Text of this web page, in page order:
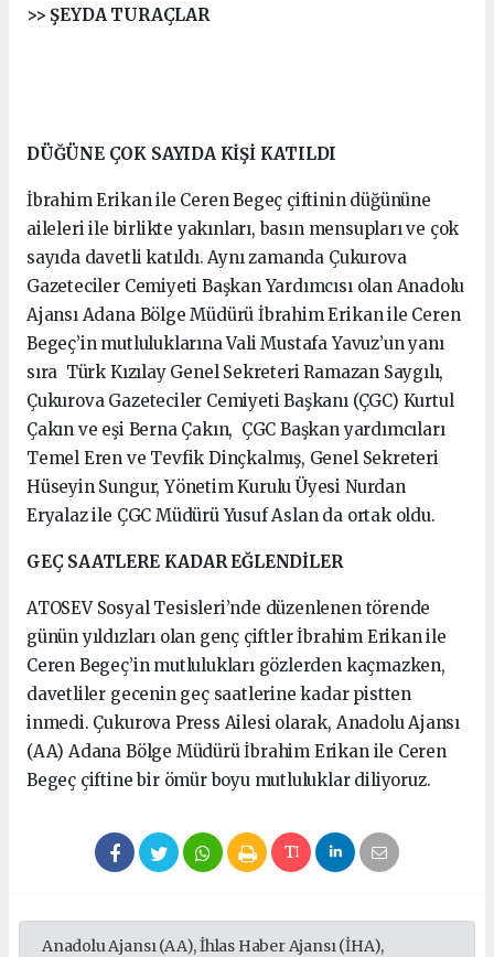
>> ŞEYDA TURAÇLAR
DÜĞÜNE ÇOK SAYIDA KİŞİ KATILDI
İbrahim Erikan ile Ceren Begeç çiftinin düğününe
aileleri ile birlikte yakınları, basın mensupları ve çok
sayıda davetli katıldı. Aynı zamanda Çukurova
Gazeteciler Cemiyeti Başkan Yardımcısı olan Anadolu
Ajansı Adana Bölge Müdürü İbrahim Erikan ile Ceren
Begeç’in mutluluklarına Vali Mustafa Yavuz’un yanı
sıra Türk Kızılay Genel Sekreteri Ramazan Saygılı,
Çukurova Gazeteciler Cemiyeti Başkanı (ÇGC) Kurtul
Çakın ve eşi Berna Çakın, ÇGC Başkan yardımcıları
Temel Eren ve Tevfik Dinçkalmış, Genel Sekreteri
Hüseyin Sungur, Yönetim Kurulu Üyesi Nurdan
Eryalaz ile ÇGC Müdürü Yusuf Aslan da ortak oldu.
GEÇ SAATLERE KADAR EĞLENDİLER
ATOSEV Sosyal Tesisleri’nde düzenlenen törende
günün yıldızları olan genç çiftler İbrahim Erikan ile
Ceren Begeç’in mutlulukları gözlerden kaçmazken,
davetliler gecenin geç saatlerine kadar pistten
inmedi. Çukurova Press Ailesi olarak, Anadolu Ajansı
(AA) Adana Bölge Müdürü İbrahim Erikan ile Ceren
Begeç çiftine bir ömür boyu mutluluklar diliyoruz.
Anadolu Ajansı (AA), İhlas Haber Ajansı (İHA),